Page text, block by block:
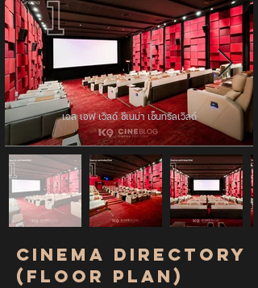
เอส เอฟ เวิลด์ ซีเนม่า เซ็นทรัลเวิลด์
Cinema Directory
(Floor Plan)